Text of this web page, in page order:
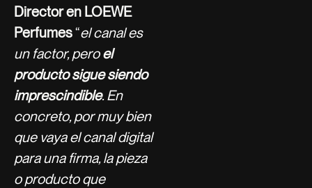
Director en LOEWE
Perfumes“el canal es
un factor, peroel
producto sigue siendo
imprescindible. En
concreto, por muy bien
que vaya el canal digital
para una firma, la pieza
o producto que